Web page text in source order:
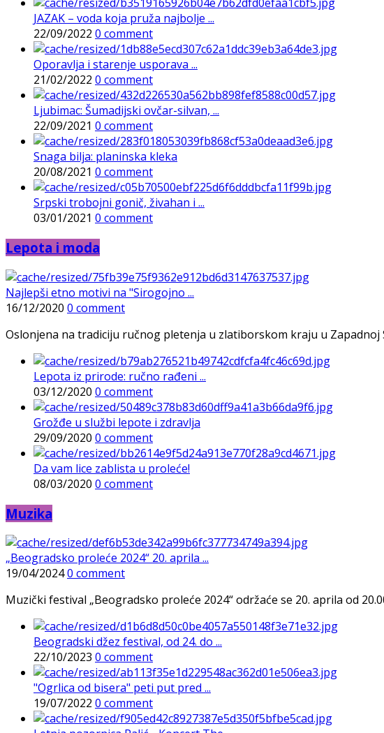
JAZAK – voda koja pruža najbolje ...
22/09/2022 0 comment
Oporavlja i starenje usporava ...
21/02/2022 0 comment
Ljubimac: Šumadijski ovčar-silvan, ...
22/09/2021 0 comment
Snaga bilja: planinska kleka
20/08/2021 0 comment
Srpski trobojni gonič, živahan i ...
03/01/2021 0 comment
Lepota i moda
Najlepši etno motivi na "Sirogojno ...
16/12/2020 0 comment
Oslonjena na tradiciju ručnog pletenja u zlatiborskom kraju u Zapadnoj
Lepota iz prirode: ručno rađeni ...
03/12/2020 0 comment
Grožđe u službi lepote i zdravlja
29/09/2020 0 comment
Da vam lice zablista u proleće!
08/03/2020 0 comment
Muzika
„Beogradsko proleće 2024“ 20. aprila ...
19/04/20240 comment
Muzički festival „Beogradsko proleće 2024“ održaće se 20. aprila od
Beogradski džez festival, od 24. do ...
22/10/2023 0 comment
"Ogrlica od bisera" peti put pred ...
19/07/2022 0 comment